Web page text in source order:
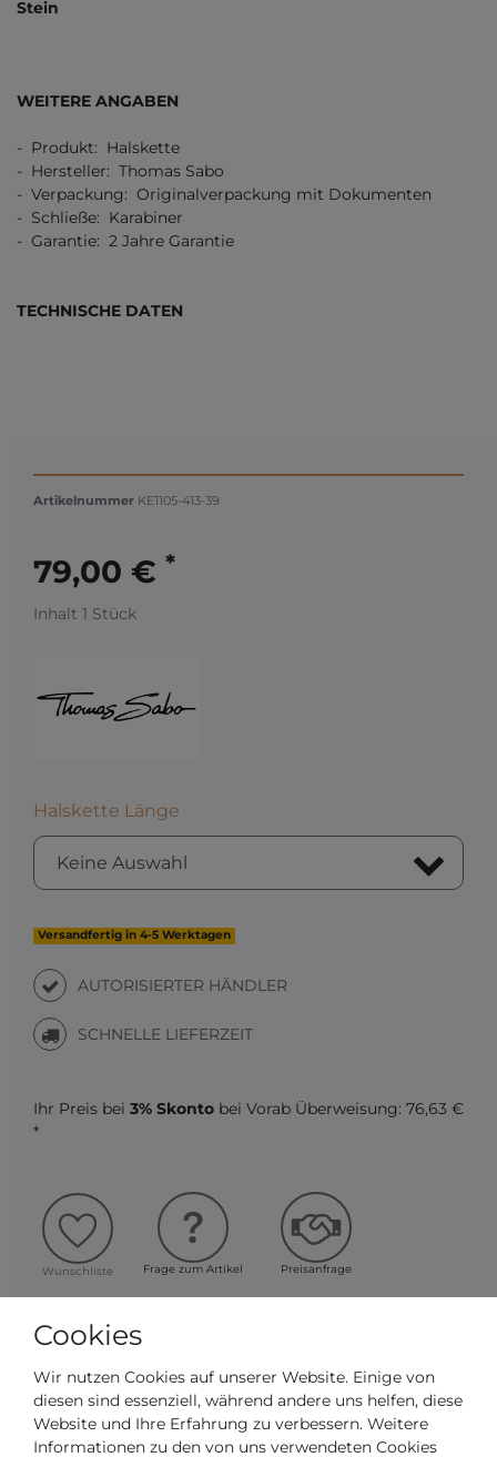
Stein
WEITERE ANGABEN
- Produkt: Halskette
- Hersteller: Thomas Sabo
- Verpackung: Originalverpackung mit Dokumenten
- Schließe: Karabiner
- Garantie: 2 Jahre Garantie
TECHNISCHE DATEN
Artikelnummer KE1105-413-39
79,00 € *
Inhalt 1 Stück
Halskette Länge
Versandfertig in 4-5 Werktagen
AUTORISIERTER HÄNDLER
SCHNELLE LIEFERZEIT
Ihr Preis bei 3% Skonto bei Vorab Überweisung: 76,63 €
*
Wunschliste Frage zum Artikel Preisanfrage
oder
Cookies
Wir nutzen Cookies auf unserer Website. Einige von
diesen sind essenziell, während andere uns helfen, diese
Website und Ihre Erfahrung zu verbessern. Weitere
Informationen zu den von uns verwendeten Cookies